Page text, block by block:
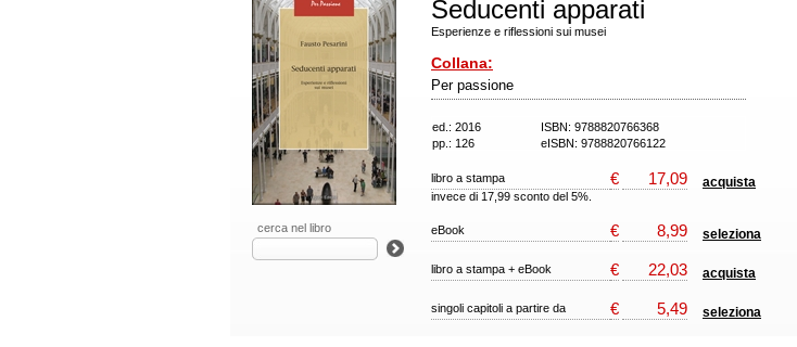
cerca nel libro
Seducenti apparati
Esperienze e riflessioni sui musei
Collana:
Per passione
ed.: 2016
ISBN: 9788820766368
pp.: 126
eISBN: 9788820766122
libro a stampa € 17,09 acquista
invece di 17,99 sconto del 5%.
eBook € 8,99 seleziona
libro a stampa + eBook € 22,03 acquista
singoli capitoli a partire da € 5,49 seleziona